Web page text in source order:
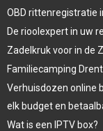
OBD rittenregistratie
De rioolexpert in uw
Zadelkruk voor in de
Familiecamping
Verhuisdozen online
elk budget en
Wat is een IPTV box?